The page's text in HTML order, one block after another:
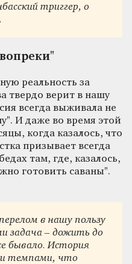
триггер, о
реальность за
твердо верит в нашу
всегда выживала не
И даже во время этой
когда казалось, что
призывает всегда
там, где, казалось,
готовить саваны".
в нашу пользу
задача – дожить до
бывало. История
темпами, что